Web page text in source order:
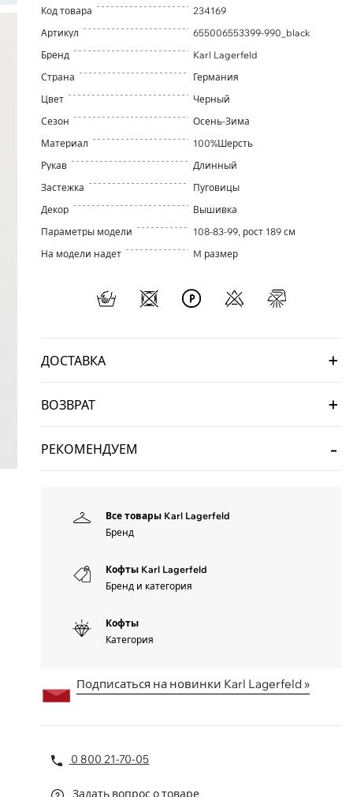
Код товара
234169
Артикул
655006553399-990_black
Бренд
Karl Lagerfeld
Страна
Германия
Цвет
Черный
Сезон
Осень-Зима
Материал
100%Шерсть
Рукав
Длинный
Застежка
Пуговицы
Декор
Вышивка
Параметры модели
108-83-99, рост 189 см
На модели надет
M размер
ДОСТАВКА
ВОЗВРАТ
РЕКОМЕНДУЕМ
Все товары Karl Lagerfeld
Бренд
Кофты Karl Lagerfeld
Бренд и категория
Кофты
Категория
Подписаться на новинки Karl Lagerfeld »
0 800 21-70-05
Задать вопрос о товаре